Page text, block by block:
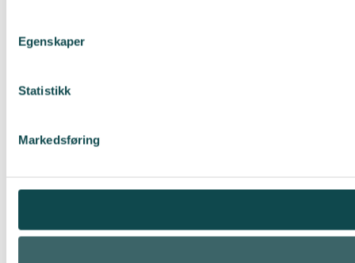
Egenskaper
Statistikk
Markedsføring